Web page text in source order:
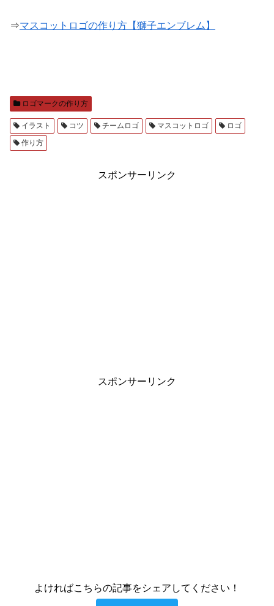
⇒マスコットロゴの作り方【獅子エンブレム】
ロゴマークの作り方
イラスト コツ チームロゴ マスコットロゴ
ロゴ
作り方
スポンサーリンク
スポンサーリンク
よければこちらの記事をシェアしてください！